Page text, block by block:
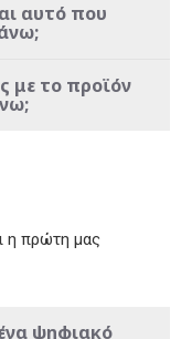
αυτό που
με το προϊόν
η πρώτη μας
ψηφιακό